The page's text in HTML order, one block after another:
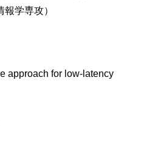
学専攻）
approach for low-latency